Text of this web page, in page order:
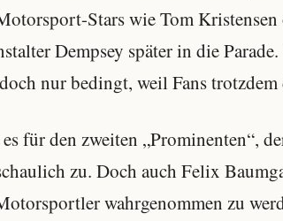
Stars wie Tom
Dempsey später in die
nur bedingt, weil Fans
für den zweiten „Prominenten“,
zu. Doch auch Felix
wahrgenommen zu